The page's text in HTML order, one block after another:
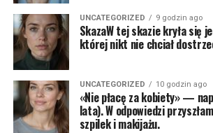
UNCATEGORIZED 9 godzin ago
SkazaW tej skazie kryła się
której nikt nie chciał
UNCATEGORIZED 10 godzin ago
«Nie płacę za kobiety» —
lata). W odpowiedzi
szpilek i makijażu.